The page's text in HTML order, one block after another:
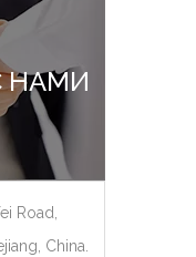
НАМИ
Road,
China.